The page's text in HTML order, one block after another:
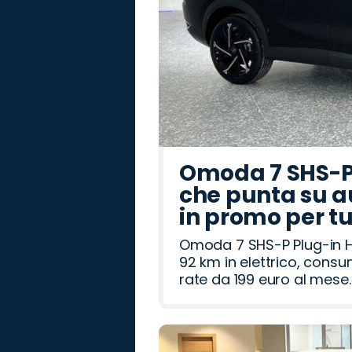
Omoda 7
che punta su
in promo per
Omoda 7 SHS-P Plug-in
92 km in elettrico,
rate da 199 euro al mese.